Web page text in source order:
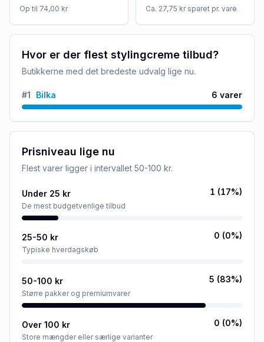
Op til 74,00 kr Ca. 27,75 kr sparet pr. vare
Hvor er der flest stylingcreme tilbud?
Butikkerne med det bredeste udvalg lige nu.
#1 Bilka 6 varer
Prisniveau lige nu
Flest varer ligger i intervallet 50-100 kr.
Under 25 kr
De mest budgetvenlige tilbud
1 (17%)
25-50 kr
Typiske hverdagskøb
0 (0%)
50-100 kr
Større pakker og premiumvarer
5 (83%)
Over 100 kr
Store mængder eller særlige varianter
0 (0%)